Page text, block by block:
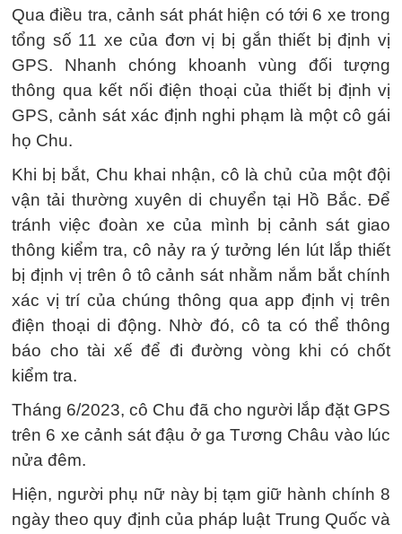
Qua điều tra, cảnh sát phát hiện có tới 6 xe trong
tổng số 11 xe của đơn vị bị gắn thiết bị định vị
GPS. Nhanh chóng khoanh vùng đối tượng
thông qua kết nối điện thoại của thiết bị định vị
GPS, cảnh sát xác định nghi phạm là một cô gái
họ Chu.
Khi bị bắt, Chu khai nhận, cô là chủ của một đội
vận tải thường xuyên di chuyển tại Hồ Bắc. Để
tránh việc đoàn xe của mình bị cảnh sát giao
thông kiểm tra, cô nảy ra ý tưởng lén lút lắp thiết
bị định vị trên ô tô cảnh sát nhằm nắm bắt chính
xác vị trí của chúng thông qua app định vị trên
điện thoại di động. Nhờ đó, cô ta có thể thông
báo cho tài xế để đi đường vòng khi có chốt
kiểm tra.
Tháng 6/2023, cô Chu đã cho người lắp đặt GPS
trên 6 xe cảnh sát đậu ở ga Tương Châu vào lúc
nửa đêm.
Hiện, người phụ nữ này bị tạm giữ hành chính 8
ngày theo quy định của pháp luật Trung Quốc và